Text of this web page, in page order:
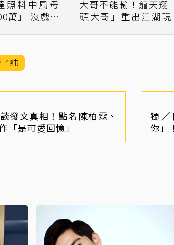
照料中風母
萬」 沒戲拍
大哥不能輸！龍天翔
頭大哥」重出江湖現
純
發文真相！點名陳柏霖、
「是可愛回憶」
獨
你」